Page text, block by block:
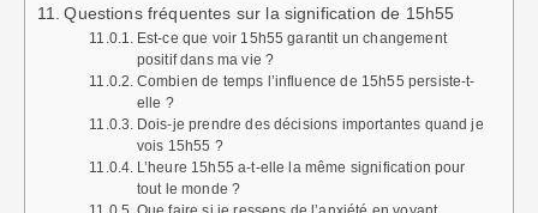
Questions fréquentes sur la signification de 15h55
Est-ce que voir 15h55 garantit un changement
positif dans ma vie ?
Combien de temps l’influence de 15h55 persiste-t-
elle ?
Dois-je prendre des décisions importantes quand je
vois 15h55 ?
L’heure 15h55 a-t-elle la même signification pour
tout le monde ?